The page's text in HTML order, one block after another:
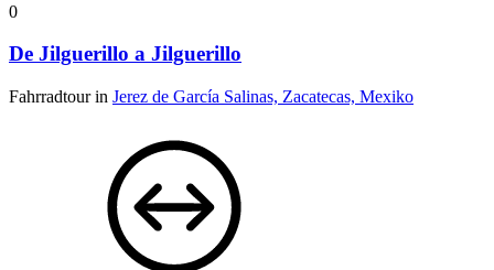
0
De Jilguerillo a Jilguerillo
Fahrradtour in Jerez de García Salinas, Zacatecas, Mexiko